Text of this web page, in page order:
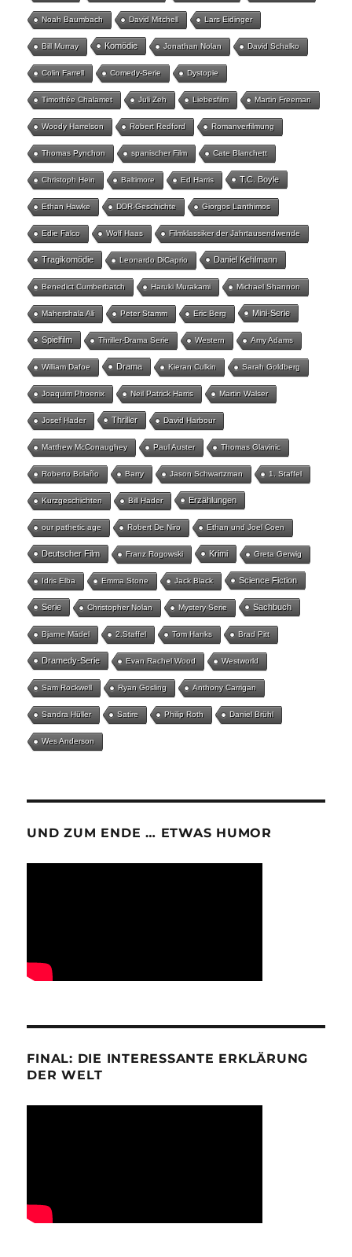
Noah Baumbach David Mitchell Lars Eidinger
Bill Murray Komödie Jonathan Nolan David Schalko
Colin Farrell Comedy-Serie Dystopie
Timothée Chalamet Juli Zeh Liebesfilm Martin Freeman
Woody Harrelson Robert Redford Romanverfilmung
Thomas Pynchon spanischer Film Cate Blanchett
Christoph Hein Baltimore Ed Harris T.C. Boyle
Ethan Hawke DDR-Geschichte Giorgos Lanthimos
Edie Falco Wolf Haas Filmklassiker der Jahrtausendwende
Tragikomödie Leonardo DiCaprio Daniel Kehlmann
Benedict Cumberbatch Haruki Murakami Michael Shannon
Mahershala Ali Peter Stamm Eric Berg Mini-Serie
Spielfilm Thriller-Drama Serie Western Amy Adams
William Dafoe Drama Kieran Culkin Sarah Goldberg
Joaquim Phoenix Neil Patrick Harris Martin Walser
Josef Hader Thriller David Harbour
Matthew McConaughey Paul Auster Thomas Glavinic
Roberto Bolaño Barry Jason Schwartzman 1. Staffel
Kurzgeschichten Bill Hader Erzählungen
our pathetic age Robert De Niro Ethan und Joel Coen
Deutscher Film Franz Rogowski Krimi Greta Gerwig
Idris Elba Emma Stone Jack Black Science Fiction
Serie Christopher Nolan Mystery-Serie Sachbuch
Bjarne Mädel 2.Staffel Tom Hanks Brad Pitt
Dramedy-Serie Evan Rachel Wood Westworld
Sam Rockwell Ryan Gosling Anthony Carrigan
Sandra Hüller Satire Philip Roth Daniel Brühl
Wes Anderson
UND ZUM ENDE … ETWAS HUMOR
FINAL: DIE INTERESSANTE ERKLÄRUNG
DER WELT